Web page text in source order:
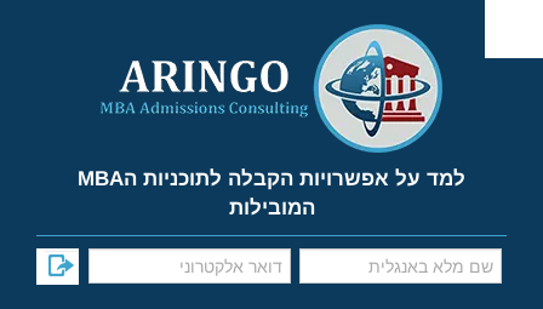
content
למד על אפשרויות הקבלה לתוכניות הMBA
המובילות